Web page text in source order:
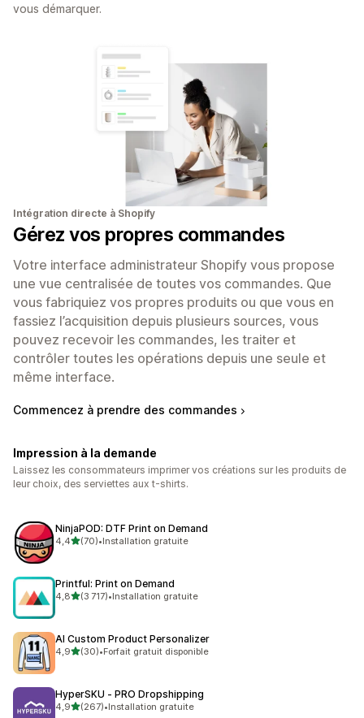
vous démarquer.
Intégration directe à Shopify
Gérez vos propres commandes
Votre interface administrateur Shopify vous propose
une vue centralisée de toutes vos commandes. Que
vous fabriquiez vos propres produits ou que vous en
fassiez l’acquisition depuis plusieurs sources, vous
pouvez recevoir les commandes, les traiter et
contrôler toutes les opérations depuis une seule et
même interface.
Commencez à prendre des commandes
Impression à la demande
Laissez les consommateurs imprimer vos créations sur les produits de
leur choix, des serviettes aux t-shirts.
NinjaPOD: DTF Print on Demand
4,4étoile(s) sur 5
(70)
70 avis au total
•Installation gratuite
Printful: Print on Demand
4,8étoile(s) sur 5
(3 717)
3717 avis au total
•Installation gratuite
AI Custom Product Personalizer
4,9étoile(s) sur 5
(30)
30 avis au total
•Forfait gratuit disponible
HyperSKU ‑ PRO Dropshipping
4,9étoile(s) sur 5
(267)
267 avis au total
•Installation gratuite